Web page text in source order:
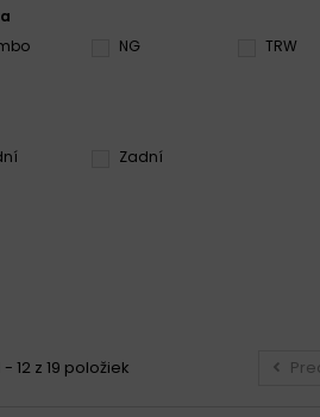
NG TRW
Zadní
12 z 19 položiek